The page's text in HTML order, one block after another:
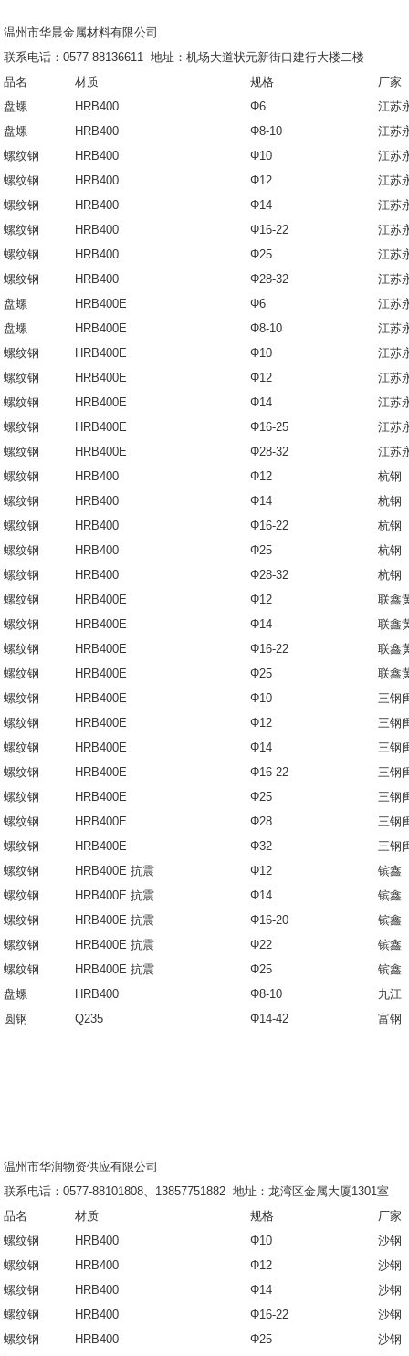
温州市华晨金属材料有限公司
联系电话：0577-88136611地址：机场大道状元新街口建行大楼二楼
品名
材质 规格
厂家
盘螺
HRB400 Φ6
江苏
盘螺
HRB400 Φ8-10
江苏
螺纹钢
HRB400 Φ10
江苏
螺纹钢
HRB400 Φ12
江苏
螺纹钢
HRB400 Φ14
江苏
螺纹钢
HRB400 Φ16-22
江苏
螺纹钢
HRB400 Φ25
江苏
螺纹钢
HRB400 Φ28-32
江苏
盘螺
HRB400E Φ6
江苏
盘螺
HRB400E Φ8-10
江苏
螺纹钢
HRB400E Φ10
江苏
螺纹钢
HRB400E Φ12
江苏
螺纹钢
HRB400E Φ14
江苏
螺纹钢
HRB400E Φ16-25
江苏
螺纹钢
HRB400E Φ28-32
江苏
螺纹钢
HRB400 Φ12
杭钢
螺纹钢
HRB400 Φ14
杭钢
螺纹钢
HRB400 Φ16-22
杭钢
螺纹钢
HRB400 Φ25
杭钢
螺纹钢
HRB400 Φ28-32
杭钢
螺纹钢
HRB400E Φ12
联鑫
螺纹钢
HRB400E Φ14
联鑫
螺纹钢
HRB400E Φ16-22
联鑫
螺纹钢
HRB400E Φ25
联鑫
螺纹钢
HRB400E Φ10
三钢
螺纹钢
HRB400E Φ12
三钢
螺纹钢
HRB400E Φ14
三钢
螺纹钢
HRB400E Φ16-22
三钢
螺纹钢
HRB400E Φ25
三钢
螺纹钢
HRB400E Φ28
三钢
螺纹钢
HRB400E Φ32
三钢
螺纹钢
HRB400E 抗震 Φ12
镔鑫
螺纹钢
HRB400E 抗震 Φ14
镔鑫
螺纹钢
HRB400E 抗震 Φ16-20
镔鑫
螺纹钢
HRB400E 抗震 Φ22
镔鑫
螺纹钢
HRB400E 抗震 Φ25
镔鑫
盘螺
HRB400 Φ8-10
九江
圆钢
Q235 Φ14-42 富钢
温州市华润物资供应有限公司
联系电话：0577-88101808、13857751882 地址：龙湾区金属大厦1301室
品名
材质 规格
厂家
螺纹钢
HRB400 Φ10
沙钢
螺纹钢
HRB400 Φ12
沙钢
螺纹钢
HRB400 Φ14
沙钢
螺纹钢
HRB400 Φ16-22
沙钢
螺纹钢
HRB400 Φ25
沙钢